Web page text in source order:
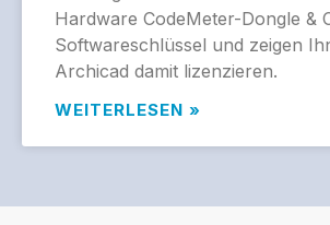
Hardware CodeMeter-Dongle &
Softwareschlüssel und zeigen
Archicad damit lizenzieren.
WEITERLESEN »